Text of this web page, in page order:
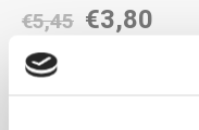
€5,45 €3,80
DIRECT LEVERBAAR